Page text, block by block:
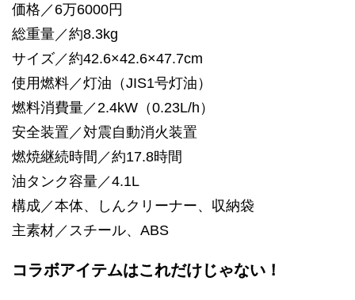
価格／6万6000円
総重量／約8.3kg
サイズ／約42.6×42.6×47.7cm
使用燃料／灯油（JIS1号灯油）
燃料消費量／2.4kW（0.23L/h）
安全装置／対震自動消火装置
燃焼継続時間／約17.8時間
油タンク容量／4.1L
構成／本体、しんクリーナー、収納袋
主素材／スチール、ABS
コラボアイテムはこれだけじゃない！